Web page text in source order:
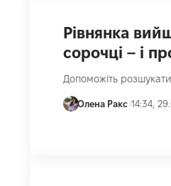
Рівнянка
сорочці – і
Допоможіть розшукати
Олена Ракс 14:34,